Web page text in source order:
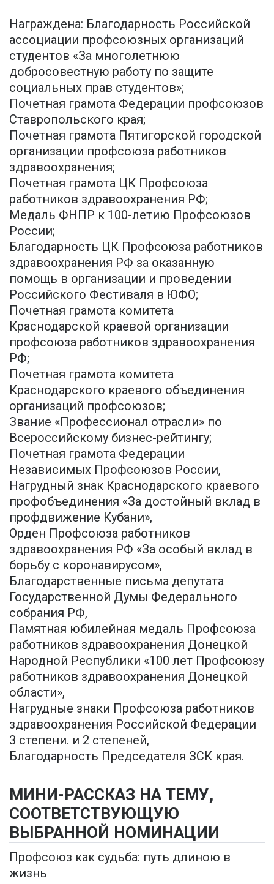
Награждена: Благодарность Российской
ассоциации профсоюзных организаций
студентов «За многолетнюю
добросовестную работу по защите
социальных прав студентов»;
Почетная грамота Федерации профсоюзов
Ставропольского края;
Почетная грамота Пятигорской городской
организации профсоюза работников
здравоохранения;
Почетная грамота ЦК Профсоюза
работников здравоохранения РФ;
Медаль ФНПР к 100-летию Профсоюзов
России;
Благодарность ЦК Профсоюза работников
здравоохранения РФ за оказанную
помощь в организации и проведении
Российского Фестиваля в ЮФО;
Почетная грамота комитета
Краснодарской краевой организации
профсоюза работников здравоохранения
РФ;
Почетная грамота комитета
Краснодарского краевого объединения
организаций профсоюзов;
Звание «Профессионал отрасли» по
Всероссийскому бизнес-рейтингу;
Почетная грамота Федерации
Независимых Профсоюзов России,
Нагрудный знак Краснодарского краевого
профобъединения «За достойный вклад в
профдвижение Кубани»,
Орден Профсоюза работников
здравоохранения РФ «За особый вклад в
борьбу с коронавирусом»,
Благодарственные письма депутата
Государственной Думы Федерального
собрания РФ,
Памятная юбилейная медаль Профсоюза
работников здравоохранения Донецкой
Народной Республики «100 лет Профсоюзу
работников здравоохранения Донецкой
области»,
Нагрудные знаки Профсоюза работников
здравоохранения Российской Федерации
3 степени. и 2 степеней,
Благодарность Председателя ЗСК края.
МИНИ-РАССКАЗ НА ТЕМУ,
СООТВЕТСТВУЮЩУЮ
ВЫБРАННОЙ НОМИНАЦИИ
Профсоюз как судьба: путь длиною в
жизнь